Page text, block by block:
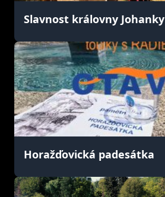
Slavnost královny Johanky
Horažďovická padesátka